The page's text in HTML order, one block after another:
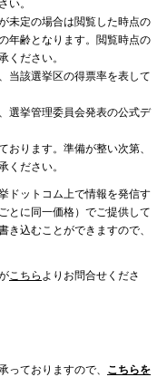
い。
未定の場合は閲覧した時点の
年齢となります。閲覧時点の
ください。
当該選挙区の得票率を表して
選挙管理委員会発表の公式デ
ります。準備が整い次第、
ください。
ドットコム上で情報を発信す
とに同一価格）でご提供して
き込むことができますので、
こちら よりお問合せくださ
ておりますので、 こちらを